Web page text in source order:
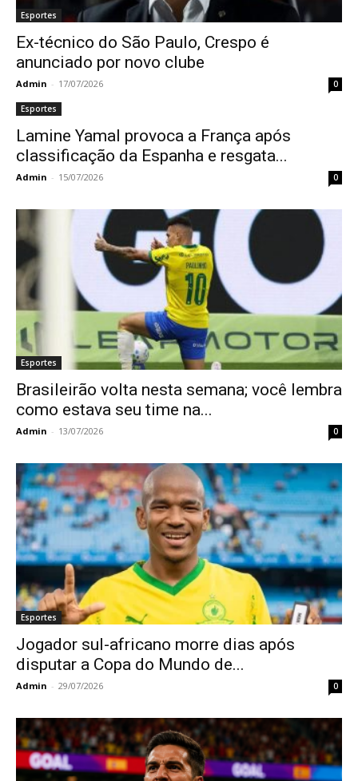
Esportes
Ex-técnico do São Paulo, Crespo é
anunciado por novo clube
Admin - 17/07/2026 0
Esportes
Lamine Yamal provoca a França após
classificação da Espanha e resgata...
Admin - 15/07/2026 0
Esportes
Brasileirão volta nesta semana; você lembra
como estava seu time na...
Admin - 13/07/2026 0
Esportes
Jogador sul-africano morre dias após
disputar a Copa do Mundo de...
Admin - 29/07/2026 0